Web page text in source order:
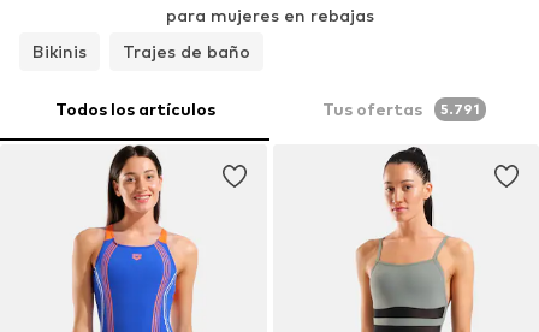
para mujeres en rebajas
Bikinis
Trajes de baño
Todos los artículos Tus ofertas 5.791